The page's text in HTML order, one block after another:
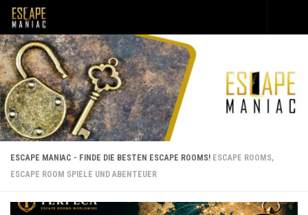
Unter dem Inhalt
ESCAPE MANIAC - FINDE DIE BESTEN ESCAPE ROOMS! ESCAPE ROOMS,
ESCAPE ROOM SPIELE UND ABENTEUER